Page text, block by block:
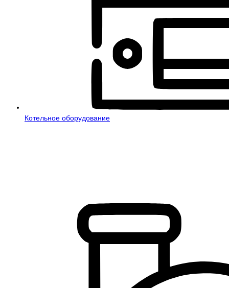
Котельное оборудование